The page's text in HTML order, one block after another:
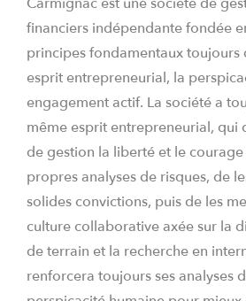
financiers indépendante fondée
principes fondamentaux toujours
esprit entrepreneurial, la
engagement actif. La société a
même esprit entrepreneurial, qui
de gestion la liberté et le
propres analyses de risques, de
solides convictions, puis de les
culture collaborative axée sur la
de terrain et la recherche en
renforcera toujours ses analyses